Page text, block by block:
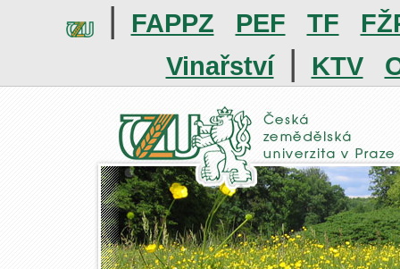
| FAPPZ PEF TF
Vinařství | KTV